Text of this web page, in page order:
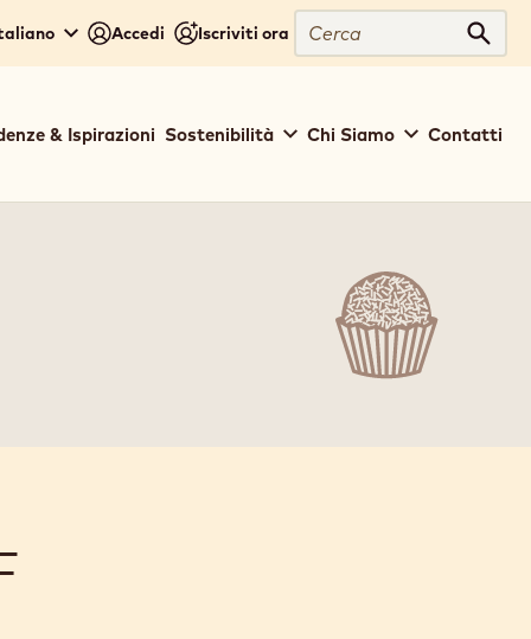
Accedi Iscriviti ora
Cerca
& Ispirazioni Sostenibilità Chi Siamo Contatti